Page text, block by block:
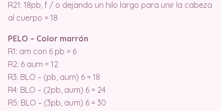
R21: 18pb, f / o dejando un hilo largo para unir la cabeza
al cuerpo = 18
PELO – Color marrón
R1: am con 6 pb = 6
R2: 6 aum = 12
R3: BLO – (pb, aum) 6 = 18
R4: BLO – (2pb, aum) 6 = 24
R5: BLO – (3pb, aum) 6 = 30